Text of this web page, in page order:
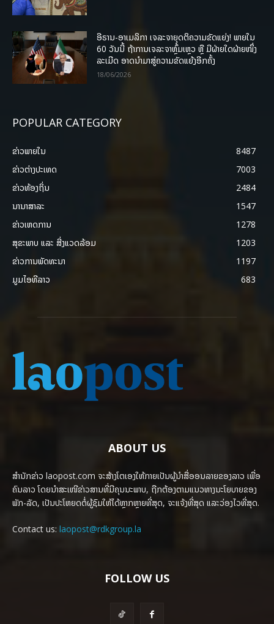
ອີຣານ-ອາເມລິກາ ເຈລະຈາຍຸດຕິຄວາມຂັດແຍ່ງ! ພາຍໃນ
60 ວັນນີ້ ຖ້າການເຈລະຈາຫຼົ້ມເຫຼວ ຫຼື ມີຝ່າຍໃດຝ່າຍໜຶ່ງ
ລະເມີດ ອາດນໍາມາສູ່ຄວາມຂັດແຍ້ງອີກຄັ້ງ
18/06/2026
POPULAR CATEGORY
ຂ່າວພາຍ​ໃນ
8487
ຂ່າວຕ່າງປະເທດ
7003
ຂ່າວທ້ອງຖິ່ນ
2484
ນານາສາລະ
1547
ຂ່າວເຫດການ
1278
ສຸຂະພາບ ແລະ ສີ່ງແວດລ້ອມ
1203
ຂ່າວການພັດທະນາ
1197
ມູມໄອທີລາວ
683
ABOUT US
ສຳນັກຂ່າວ laopost.com ຈະສ້າງໂຕເອງໃຫ້ກາຍເປັນຜູ້ນຳສື່ອອນລາຍຂອງລາວ ເພື່ອ
ຄົນລາວ ໂດຍນຳສະເໜີຂ່າວສານທີ່ມີຄຸນນະພາບ, ຖືກຕ້ອງຕາມແນວທາງນະໂຍບາຍຂອງ
ພັກ-ລັດ, ເປັນປະໂຫຍດຕໍ່ຜູ້ຊົມໃຫ້ໄດ້ຫຼາກຫຼາຍທີ່ສຸດ, ຈະແຈ້ງທີ່ສຸດ ແລະວ່ອງໄວທີ່ສຸດ.
Contact us: laopost@rdkgroup.la
FOLLOW US